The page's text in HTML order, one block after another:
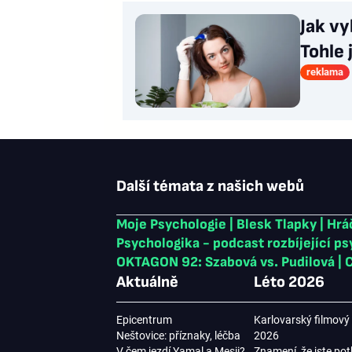
Jak
Tohle
reklama
Další témata z našich webů
Moje Psychologie Blesk Tlapky
Psychologika - podcast rozbíjející
OKTAGON 92: Szabová vs. Pudilová
Aktuálně
Epicentrum
Neštovice: příznaky, léčba
Léto 2026
Karlovarský
2026